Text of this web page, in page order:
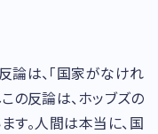
論は、「国家がなけれ
の反論は、ホッブズの
す。人間は本当に、国